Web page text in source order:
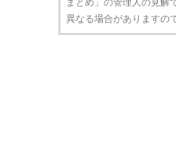
異なる場合がありますの